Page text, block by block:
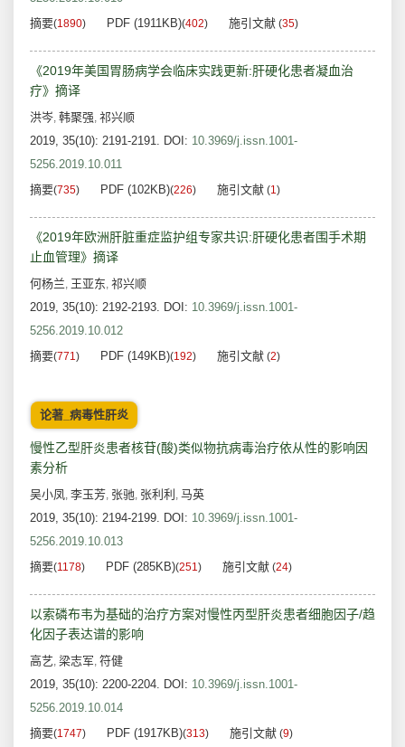
摘要(1890) PDF (1911KB)(402) 施引文献 (35)
《2019年美国胃肠病学会临床实践更新:肝硬化患者凝血治
疗》摘译
洪岑, 韩聚强, 祁兴顺
2019, 35(10): 2191-2191. DOI: 10.3969/j.issn.1001-
5256.2019.10.011
摘要(735) PDF (102KB)(226) 施引文献 (1)
《2019年欧洲肝脏重症监护组专家共识:肝硬化患者围手术期
止血管理》摘译
何杨兰, 王亚东, 祁兴顺
2019, 35(10): 2192-2193. DOI: 10.3969/j.issn.1001-
5256.2019.10.012
摘要(771) PDF (149KB)(192) 施引文献 (2)
论著_病毒性肝炎
慢性乙型肝炎患者核苷(酸)类似物抗病毒治疗依从性的影响因
素分析
吴小凤, 李玉芳, 张驰, 张利利 , 马英
2019, 35(10): 2194-2199. DOI: 10.3969/j.issn.1001-
5256.2019.10.013
摘要(1178) PDF (285KB)(251) 施引文献 (24)
以索磷布韦为基础的治疗方案对慢性丙型肝炎患者细胞因子/趋
化因子表达谱的影响
高艺, 梁志军, 符健
2019, 35(10): 2200-2204. DOI: 10.3969/j.issn.1001-
5256.2019.10.014
摘要(1747) PDF (1917KB)(313) 施引文献 (9)